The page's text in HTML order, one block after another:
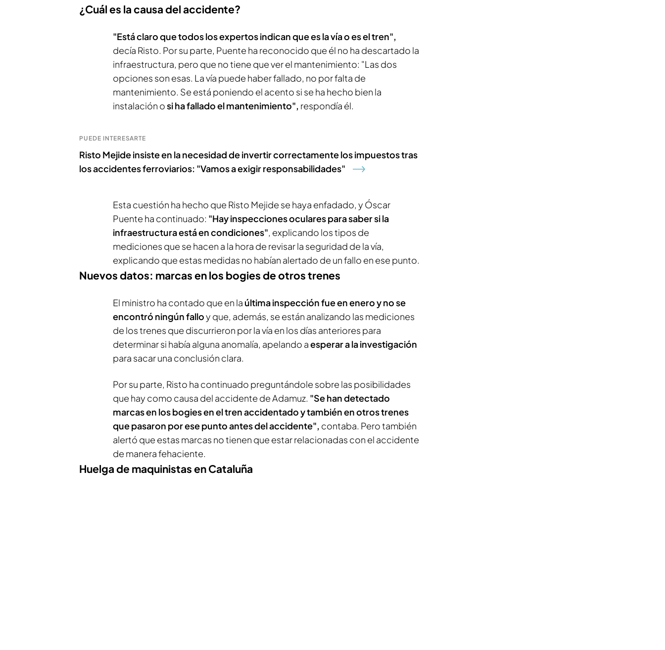
¿Cuál es la causa del accidente?
"Está claro que todos los expertos indican que es la vía o es el tren",
decía Risto. Por su parte, Puente ha reconocido que él no ha descartado la
infraestructura, pero que no tiene que ver el mantenimiento: "Las dos
opciones son esas. La vía puede haber fallado, no por falta de
mantenimiento. Se está poniendo el acento si se ha hecho bien la
instalación osi ha fallado el mantenimiento", respondía él.
PUEDE INTERESARTE
Risto Mejide insiste en la necesidad de invertir correctamente los impuestos tras
los accidentes ferroviarios: "Vamos a exigir responsabilidades"
Esta cuestión ha hecho que Risto Mejide se haya enfadado, y Óscar
Puente ha continuado: "Hay inspecciones oculares para saber si la
infraestructura está en condiciones", explicando los tipos de
mediciones que se hacen a la hora de revisar la seguridad de la vía,
explicando que estas medidas no habían alertado de un fallo en ese punto.
Nuevos datos: marcas en los bogies de otros trenes
El ministro ha contado que en la última inspección fue en enero y no se
encontró ningún falloy que, además, se están analizando las mediciones
de los trenes que discurrieron por la vía en los días anteriores para
determinar si había alguna anomalía, apelando aesperar a la investigación
para sacar una conclusión clara.
Por su parte, Risto ha continuado preguntándole sobre las posibilidades
que hay como causa del accidente de Adamuz. "Se han detectado
marcas en los bogies en el tren accidentado y también en otros trenes
que pasaron por ese punto antes del accidente", contaba. Pero también
alertó que estas marcas no tienen que estar relacionadas con el accidente
de manera fehaciente.
Huelga de maquinistas en Cataluña